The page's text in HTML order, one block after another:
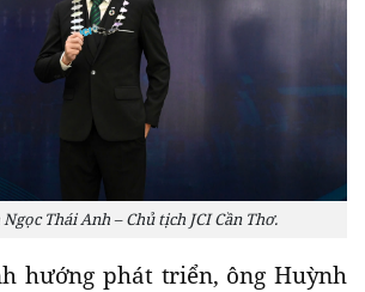
Thái Anh – Chủ tịch JCI Cần Thơ.
hướng phát triển, ông Huỳnh